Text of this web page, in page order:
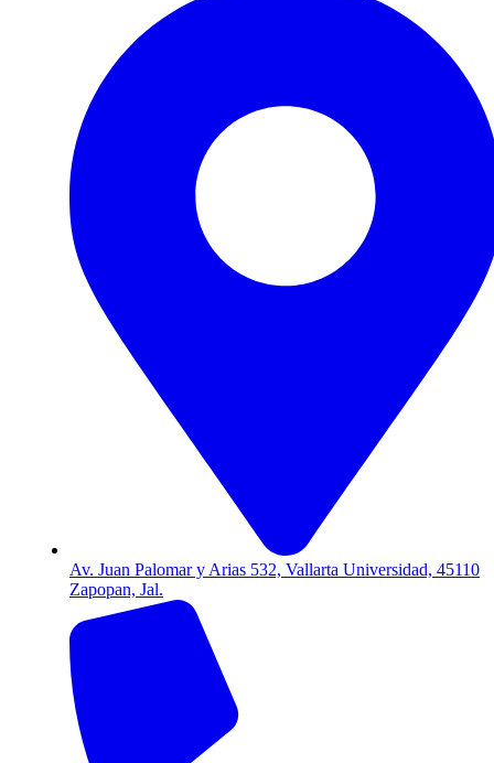
Av. Juan Palomar y Arias 532, Vallarta Universidad, 45110
Zapopan, Jal.